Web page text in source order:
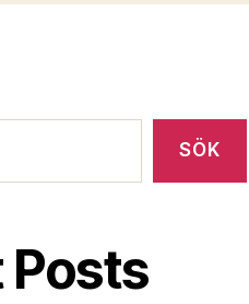
SÖK
Posts